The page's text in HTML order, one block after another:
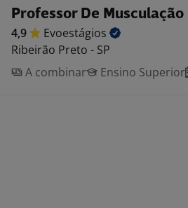
Professor De Musculação
4,9
Evoestágios
Ribeirão Preto - SP
A combinar
Ensino Superior